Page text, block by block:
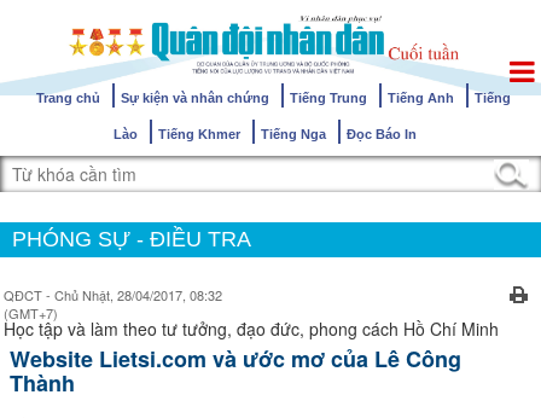
Trang chủ Sự kiện và nhân chứng Tiếng Trung Tiếng Anh Tiếng
Lào Tiếng Khmer Tiếng Nga Đọc Báo In
PHÓNG SỰ - ĐIỀU TRA
QĐCT - Chủ Nhật, 28/04/2017, 08:32
(GMT+7)
Học tập và làm theo tư tưởng, đạo đức, phong cách Hồ Chí Minh
Website Lietsi.com và ước mơ của Lê Công
Thành